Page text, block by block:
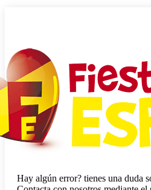
Hay algún error? tienes una duda